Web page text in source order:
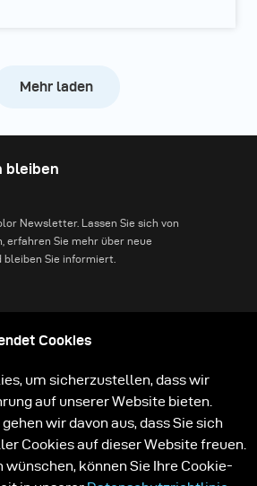
Mehr laden
bleiben
Newsletter. Lassen Sie sich von
erfahren Sie mehr über neue
Sie informiert.
Technologien
Lernen
Karriere
Cookies
um sicherzustellen, dass wir
auf unserer Website bieten.
wir davon aus, dass Sie sich
Cookies auf dieser Website freuen.
wünschen, können Sie Ihre Cookie-